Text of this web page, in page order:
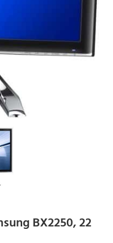
BX2250, 22